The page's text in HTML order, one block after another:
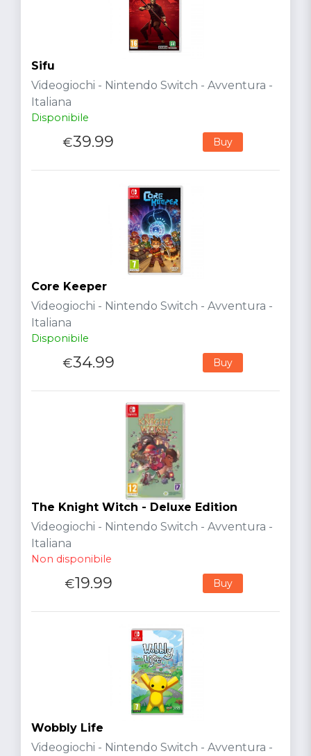
Sifu
Videogiochi - Nintendo Switch - Avventura -
Italiana
Disponibile
€39.99 Buy
Core Keeper
Videogiochi - Nintendo Switch - Avventura -
Italiana
Disponibile
€34.99 Buy
The Knight Witch - Deluxe Edition
Videogiochi - Nintendo Switch - Avventura -
Italiana
Non disponibile
€19.99 Buy
Wobbly Life
Videogiochi - Nintendo Switch - Avventura -